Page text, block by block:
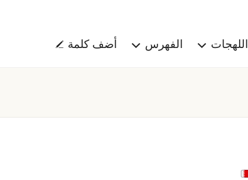
اللهجات الفهرس أضف كلمة